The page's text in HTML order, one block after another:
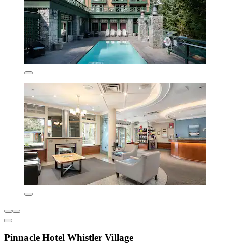
Pinnacle Hotel Whistler Village